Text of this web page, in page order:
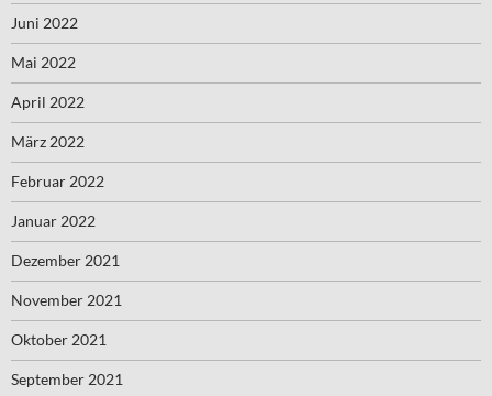
Juni 2022
Mai 2022
April 2022
März 2022
Februar 2022
Januar 2022
Dezember 2021
November 2021
Oktober 2021
September 2021